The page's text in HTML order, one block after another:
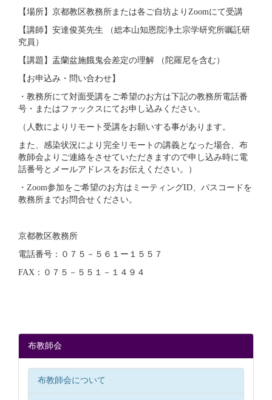
【場所】京都教区教務所または各ご自坊よりZoomにて受講
【講師】安達俊英先生 （総本山知恩院浄土宗学研究所嘱託研
究員）
【講題】盂蘭盆施餓鬼会差定の理解 （陀羅尼を含む）
【お申込み・問い合わせ】
・教務所にて対面受講をご希望のお方は下記の教務所電話番
号・またはファックスにてお申し込みください。
（人数によりリモート受講をお願いする事があります。
また、感染状況により完全リモートの講義となった場合、布
教師会よりご連絡をさせていただきますので申し込み時に電
話番号とメールアドレスをお伝えください。）
・Zoom参加をご希望のお方はミーティングID、パスコードを
教務所までお問合せください。
京都教区教務所
電話番号：０７５－５６１ー１５５７
FAX：０７５－５５１－１４９４
布教師会
布教師会について